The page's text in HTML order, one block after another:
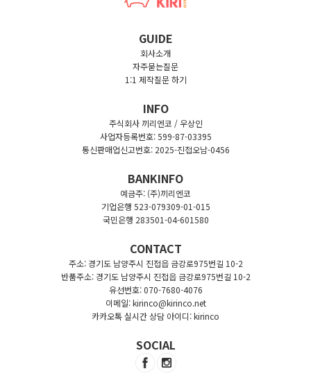
GUIDE
회사소개
자주묻는질문
1:1 제작질문 하기
INFO
주식회사 끼리엔코 / 우상인
사업자등록번호: 599-87-03395
통신판매업신고번호: 2025-진접오남-0456
BANKINFO
예금주: (주)끼리엔코
기업은행 523-079309-01-015
국민은행 283501-04-601580
CONTACT
주소: 경기도 남양주시 진접읍 금강로975번길 10-2
반품주소: 경기도 남양주시 진접읍 금강로975번길 10-2
유선번호: 070-7680-4076
이메일: kirinco@kirinco.net
카카오톡 실시간 상담 아이디: kirinco
SOCIAL